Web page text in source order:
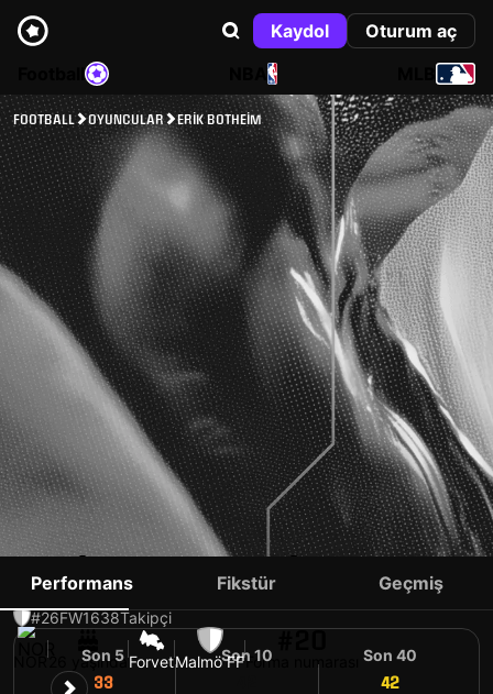
Kaydol
Oturum aç
NBA
FOOTBALL OYUNCULAR ERIK BOTHEIM
ERIK BOTHEIM
#26FW1638Takipçi
26 yaşında ForvetMalmö FFForma numarası
Performans Fikstür Geçmiş
Son 5
33
Son 10 Son 40
42